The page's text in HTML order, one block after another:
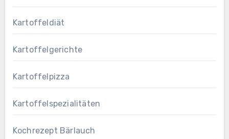
Kartoffeldiät
Kartoffelgerichte
Kartoffelpizza
Kartoffelspezialitäten
Kochrezept Bärlauch